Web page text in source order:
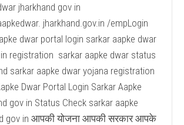
jharkhand gov in
jharkhand.gov.in /empLogin
dwar portal login sarkar aapke dwar
registration sarkar aapke dwar status
sarkar aapke dwar yojana registration
Dwar Portal Login Sarkar Aapke
gov in Status Check sarkar aapke
gov in आपकी योजना आपकी सरकार आपके